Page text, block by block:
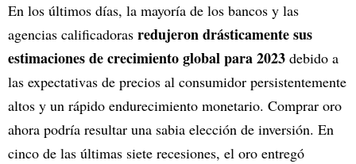
En los últimos días, la mayoría de los bancos y las
agencias calificadoras redujeron drásticamente sus
estimaciones de crecimiento global para 2023 debido a
las expectativas de precios al consumidor persistentemente
altos y un rápido endurecimiento monetario. Comprar oro
ahora podría resultar una sabia elección de inversión. En
cinco de las últimas siete recesiones, el oro entregó